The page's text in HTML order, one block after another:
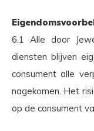
6.1 Alle door
diensten blijven
consument alle
nagekomen. Het
op de consument